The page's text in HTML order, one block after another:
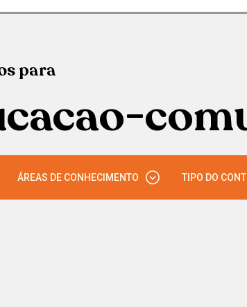
para
ÁREAS DE CONHECIMENTO TIPO DO